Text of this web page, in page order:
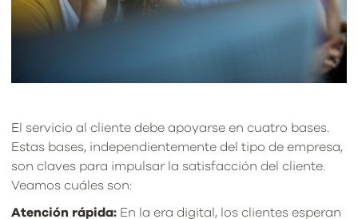
El servicio al cliente debe apoyarse en cuatro bases.
Estas bases, independientemente del tipo de empresa,
son claves para impulsar la satisfacción del cliente.
Veamos cuáles son:
Atención rápida: En la era digital, los clientes esperan